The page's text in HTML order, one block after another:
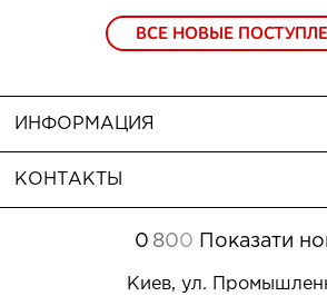
ВСЕ НОВЫЕ
ИНФОРМАЦИЯ
КОНТАКТЫ
0 800 Показати
Киев, ул.